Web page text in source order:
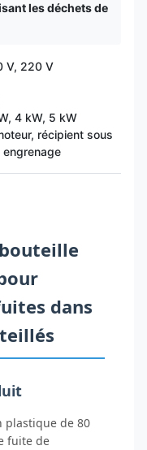
les déchets de
V, 220 V
4 kW, 5 kW
récipient sous
dans
plastique de 80
fuite de